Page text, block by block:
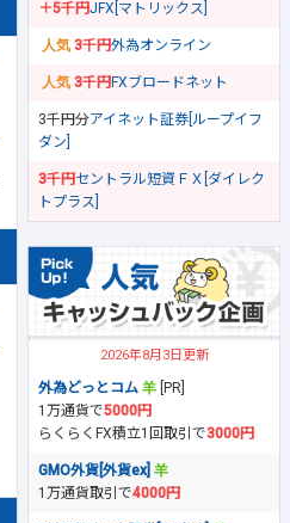
＋5千円JFX[マトリックス]
3千円外為オンライン
3千円FXブロードネット
3千円分アイネット証券[ループイフ
ダン]
3千円セントラル短資ＦＸ[ダイレク
トプラス]
2026年8月3日更新
外為どっとコム
[PR]
1万通貨で5000円
らくらくFX積立1回取引で3000円
GMO外貨[外貨ex]
1万通貨取引で4000円